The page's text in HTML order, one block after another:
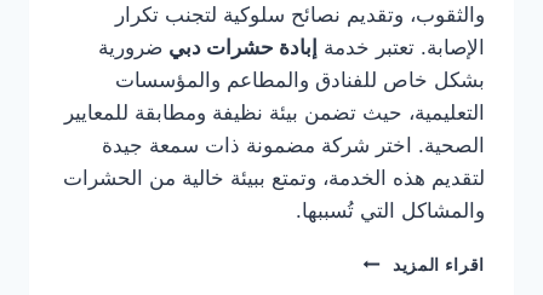
والثقوب، وتقديم نصائح سلوكية لتجنب تكرار
الإصابة. تعتبر خدمة إبادة حشرات دبي ضرورية
بشكل خاص للفنادق والمطاعم والمؤسسات
التعليمية، حيث تضمن بيئة نظيفة ومطابقة للمعايير
الصحية. اختر شركة مضمونة ذات سمعة جيدة
لتقديم هذه الخدمة، وتمتع ببيئة خالية من الحشرات
والمشاكل التي تُسببها.
اقراء المزيد
شركة